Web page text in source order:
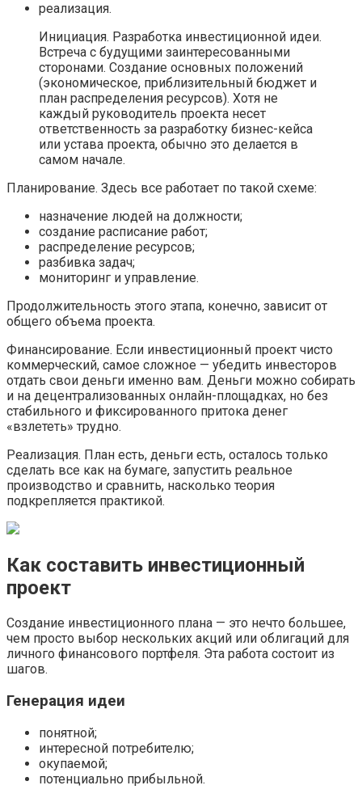
реализация.
Инициация. Разработка инвестиционной идеи.
Встреча с будущими заинтересованными
сторонами. Создание основных положений
(экономическое, приблизительный бюджет и
план распределения ресурсов). Хотя не
каждый руководитель проекта несет
ответственность за разработку бизнес-кейса
или устава проекта, обычно это делается в
самом начале.
Планирование. Здесь все работает по такой схеме:
назначение людей на должности;
создание расписание работ;
распределение ресурсов;
разбивка задач;
мониторинг и управление.
Продолжительность этого этапа, конечно, зависит от
общего объема проекта.
Финансирование. Если инвестиционный проект чисто
коммерческий, самое сложное — убедить инвесторов
отдать свои деньги именно вам. Деньги можно собирать
и на децентрализованных онлайн-площадках, но без
стабильного и фиксированного притока денег
«взлететь» трудно.
Реализация. План есть, деньги есть, осталось только
сделать все как на бумаге, запустить реальное
производство и сравнить, насколько теория
подкрепляется практикой.
Как составить инвестиционный
проект
Создание инвестиционного плана — это нечто большее,
чем просто выбор нескольких акций или облигаций для
личного финансового портфеля. Эта работа состоит из
шагов.
Генерация идеи
понятной;
интересной потребителю;
окупаемой;
потенциально прибыльной.